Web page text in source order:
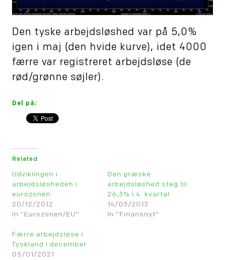
Den tyske arbejdsløshed var på 5,0%
igen i maj (den hvide kurve), idet 4000
færre var registreret arbejdsløse (de
rød/grønne søjler).
Del på:
Related
Udviklingen i
arbejdsløsheden i
eurozonen
20/12/2012
In "Eurozonen/EU"
Den græske
arbejdsløshed steg til
26,3% i 4. kvartal
14/03/2013
In "Finansnyt"
Færre arbejdsløse i
Tyskland i december
05/01/2021